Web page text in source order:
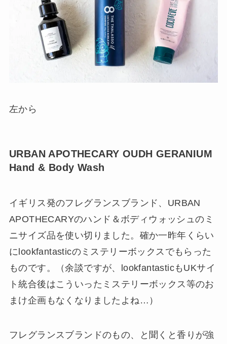
左から
URBAN APOTHECARY OUDH GERANIUM
Hand & Body Wash
イギリス発のフレグランスブランド、URBAN
APOTHECARYのハンド＆ボディウォッシュのミ
ニサイズ品を使い切りました。確か一昨年くらい
にlookfantasticのミステリーボックスでもらった
ものです。（余談ですが、lookfantasticもUKサイ
ト統合後はこういったミステリーボックス等のお
まけ企画もなくなりましたよね…）
フレグランスブランドのもの、と聞くと香りが強